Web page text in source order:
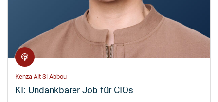
Kenza Ait Si Abbou
KI: Undankbarer Job für CIOs